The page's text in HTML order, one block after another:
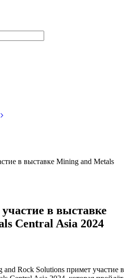
в выставке Mining and Metals
в выставке
Central Asia 2024
Rock Solutions примет участие в